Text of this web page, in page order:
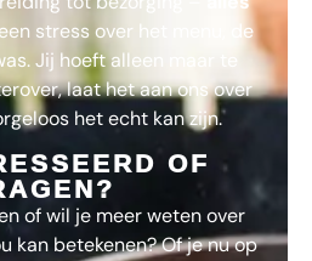
stress over het menu, de
Jij hoeft alleen maar te
laat het aan ons over
het echt kan zijn.
OF
of wil je meer weten over
kan betekenen? Of je nu op